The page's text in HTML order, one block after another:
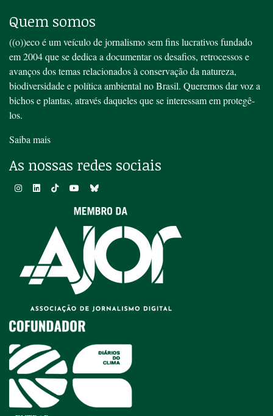
Quem somos
((o))eco é um veículo de jornalismo sem fins lucrativos fundado
em 2004 que se dedica a documentar os desafios, retrocessos e
avanços dos temas relacionados à conservação da natureza,
biodiversidade e política ambiental no Brasil. Queremos dar voz a
bichos e plantas, através daqueles que se interessam em protegê-
los.
Saiba mais
As nossas redes sociais